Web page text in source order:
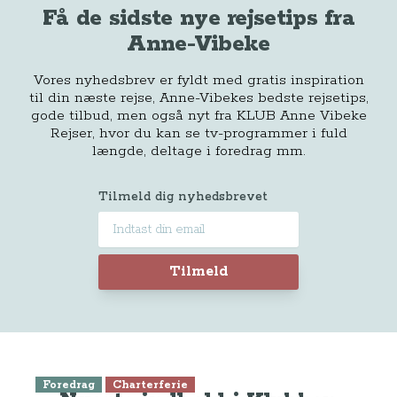
Få de sidste nye rejsetips fra
Anne-Vibeke
Vores nyhedsbrev er fyldt med gratis inspiration
til din næste rejse, Anne-Vibekes bedste rejsetips,
gode tilbud, men også nyt fra KLUB Anne Vibeke
Rejser, hvor du kan se tv-programmer i fuld
længde, deltage i foredrag mm.
Tilmeld dig nyhedsbrevet
Tilmeld
Foredrag Charterferie